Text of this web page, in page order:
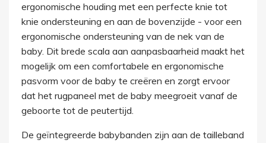
ergonomische houding met een perfecte knie tot
knie ondersteuning en aan de bovenzijde - voor een
ergonomische ondersteuning van de nek van de
baby. Dit brede scala aan aanpasbaarheid maakt het
mogelijk om een ​​comfortabele en ergonomische
pasvorm voor de baby te creëren en zorgt ervoor
dat het rugpaneel met de baby meegroeit vanaf de
geboorte tot de peutertijd.
De geïntegreerde babybanden zijn aan de tailleband